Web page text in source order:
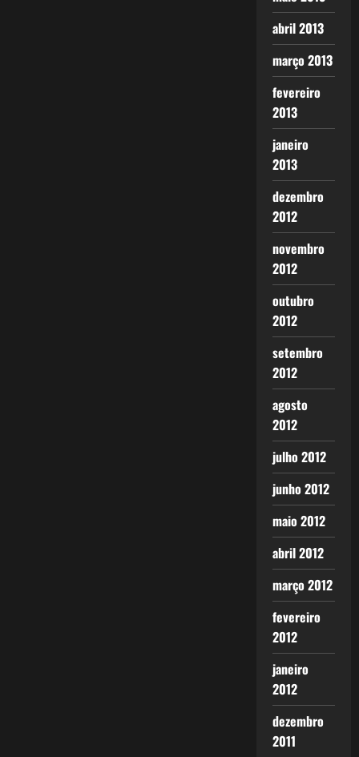
abril 2013
março 2013
fevereiro
2013
janeiro
2013
dezembro
2012
novembro
2012
outubro
2012
setembro
2012
agosto
2012
julho 2012
junho 2012
maio 2012
abril 2012
março 2012
fevereiro
2012
janeiro
2012
dezembro
2011